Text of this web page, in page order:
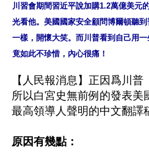
川習會期間習近平說加購1.2萬億美元
光看他。美國國家安全顧問博爾頓聽
一樣，開懷大笑。而川普看到自己用
竟如此不珍惜，內心很痛！
【人民報消息】正因爲川普
所以白宮史無前例的發表美
最高領導人聲明的中文翻譯
原因有幾點：